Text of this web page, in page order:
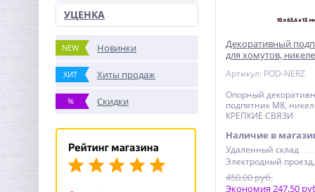
УЦЕНКА
NEW Новинки
ХИТ Хиты продаж
% Скидки
Декоративный
для хомутов,
КРЕПКИЕ СВЯЗИ
Артикул: POD-NERZ
Опорный
подпятник М8,
КРЕПКИЕ СВЯЗИ
Наличие в
Удаленный склад
450,00 руб.
Экономия 247,50